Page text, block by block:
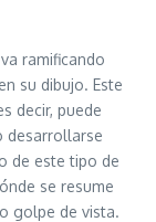
ramificando
su dibujo. Este
decir, puede
desarrollarse
de este tipo de
se resume
golpe de vista.